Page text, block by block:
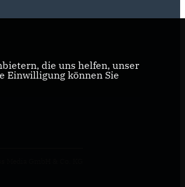
die uns helfen, unser
Einwilligung können Sie